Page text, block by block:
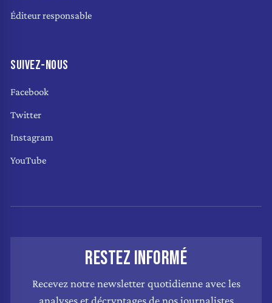
Éditeur responsable
SUIVEZ-NOUS
Facebook
Twitter
Instagram
YouTube
RESTEZ INFORMÉ
Recevez notre newsletter quotidienne avec les